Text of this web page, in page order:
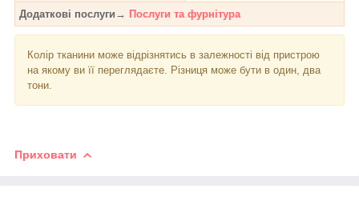
Додаткові послуги→ Послуги та фурнітура
Колір тканини може відрізнятись в залежності від пристрою
на якому ви її переглядаєте. Різниця може бути в один, два
тони.
Приховати